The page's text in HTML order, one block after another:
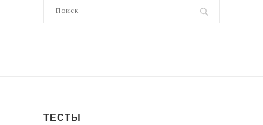
ТЕСТЫ